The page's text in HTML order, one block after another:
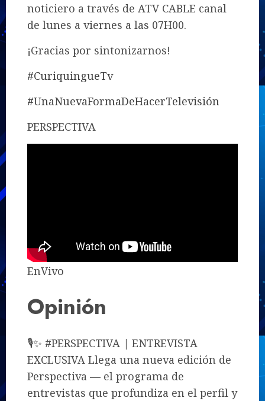
noticiero a través de ATV CABLE canal
de lunes a viernes a las 07H00.
¡Gracias por sintonizarnos!
#CuriquingueTv
#UnaNuevaFormaDeHacerTelevisión
PERSPECTIVA
EnVivo
Opinión
🎙️✨ #PERSPECTIVA | ENTREVISTA
EXCLUSIVA Llega una nueva edición de
Perspectiva — el programa de
entrevistas que profundiza en el perfil y